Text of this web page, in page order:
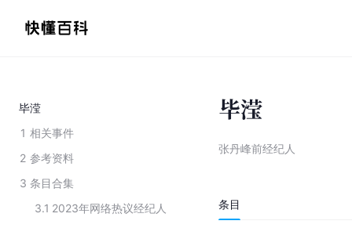
毕滢
1 相关事件
2 参考资料
3 条目合集
3.1 2023年网络热议经纪人
毕滢
张丹峰前经纪人
条目